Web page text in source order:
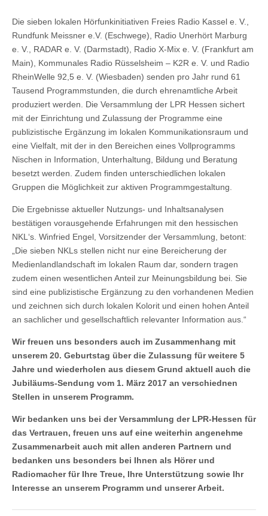
Die sieben lokalen Hörfunkinitiativen Freies Radio Kassel e. V.,
Rundfunk Meissner e.V. (Eschwege), Radio Unerhört Marburg
e. V., RADAR e. V. (Darmstadt), Radio X-Mix e. V. (Frankfurt am
Main), Kommunales Radio Rüsselsheim – K2R e. V. und Radio
RheinWelle 92,5 e. V. (Wiesbaden) senden pro Jahr rund 61
Tausend Programmstunden, die durch ehrenamtliche Arbeit
produziert werden. Die Versammlung der LPR Hessen sichert
mit der Einrichtung und Zulassung der Programme eine
publizistische Ergänzung im lokalen Kommunikationsraum und
eine Vielfalt, mit der in den Bereichen eines Vollprogramms
Nischen in Information, Unterhaltung, Bildung und Beratung
besetzt werden. Zudem finden unterschiedlichen lokalen
Gruppen die Möglichkeit zur aktiven Programmgestaltung.
Die Ergebnisse aktueller Nutzungs- und Inhaltsanalysen
bestätigen vorausgehende Erfahrungen mit den hessischen
NKL‘s. Winfried Engel, Vorsitzender der Versammlung, betont:
„Die sieben NKLs stellen nicht nur eine Bereicherung der
Medienlandlandschaft im lokalen Raum dar, sondern tragen
zudem einen wesentlichen Anteil zur Meinungsbildung bei. Sie
sind eine publizistische Ergänzung zu den vorhandenen Medien
und zeichnen sich durch lokalen Kolorit und einen hohen Anteil
an sachlicher und gesellschaftlich relevanter Information aus.“
Wir freuen uns besonders auch im Zusammenhang mit
unserem 20. Geburtstag über die Zulassung für weitere 5
Jahre und wiederholen aus diesem Grund aktuell auch die
Jubiläums-Sendung vom 1. März 2017 an verschiednen
Stellen in unserem Programm.
Wir bedanken uns bei der Versammlung der LPR-Hessen für
das Vertrauen, freuen uns auf eine weiterhin angenehme
Zusammenarbeit auch mit allen anderen Partnern und
bedanken uns besonders bei Ihnen als Hörer und
Radiomacher für Ihre Treue, Ihre Unterstützung sowie Ihr
Interesse an unserem Programm und unserer Arbeit.